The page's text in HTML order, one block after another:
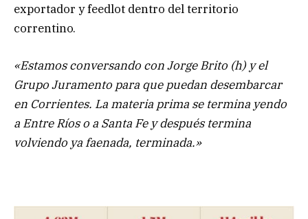
exportador y feedlot dentro del territorio
correntino.
«Estamos conversando con Jorge Brito (h) y el
Grupo Juramento para que puedan desembarcar
en Corrientes. La materia prima se termina yendo
a Entre Ríos o a Santa Fe y después termina
volviendo ya faenada, terminada.»